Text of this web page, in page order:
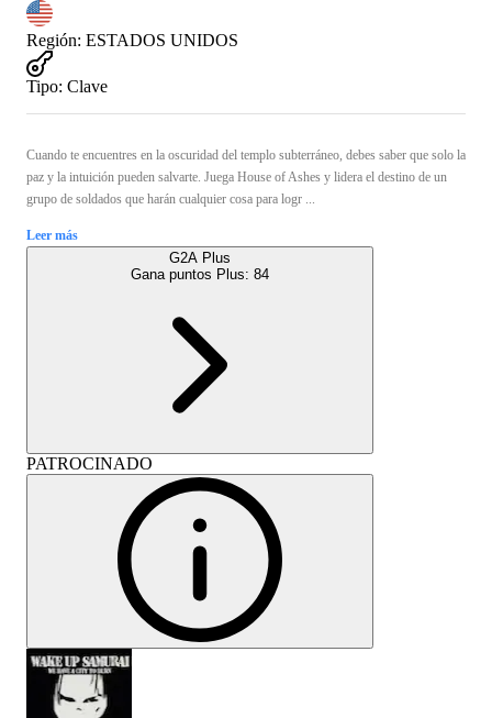
Región: ESTADOS UNIDOS
Tipo: Clave
Cuando te encuentres en la oscuridad del templo subterráneo, debes saber que solo la
paz y la intuición pueden salvarte. Juega House of Ashes y lidera el destino de un
grupo de soldados que harán cualquier cosa para logr ...
Leer más
G2A Plus
Gana puntos Plus: 84
PATROCINADO